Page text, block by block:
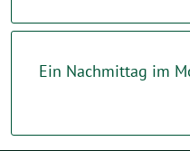
Ein Nachmittag im